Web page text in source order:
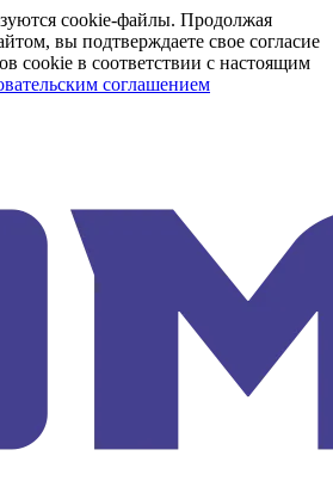
cookie-файлы. Продолжая
вы подтверждаете свое согласие
cookie в соответствии с настоящим
соглашением